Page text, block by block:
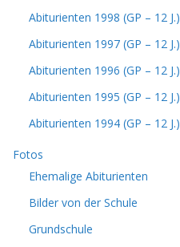
Abiturienten 1998 (GP – 12 J.)
Abiturienten 1997 (GP – 12 J.)
Abiturienten 1996 (GP – 12 J.)
Abiturienten 1995 (GP – 12 J.)
Abiturienten 1994 (GP – 12 J.)
Fotos
Ehemalige Abiturienten
Bilder von der Schule
Grundschule